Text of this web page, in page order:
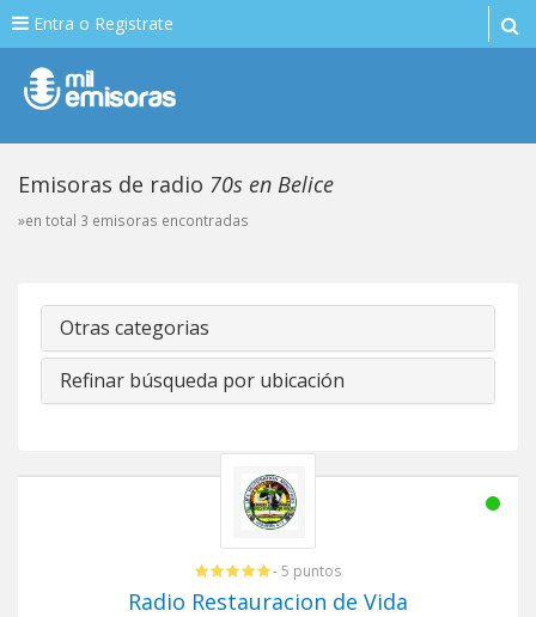
Entra o Registrate
Emisoras de radio 70s en Belice
»en total 3 emisoras encontradas
Otras categorias
Refinar búsqueda por ubicación
- 5 puntos
Radio Restauracion de Vida